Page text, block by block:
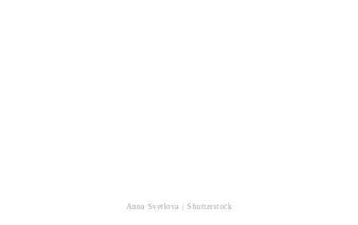
Anna Svetlova | Shutterstock